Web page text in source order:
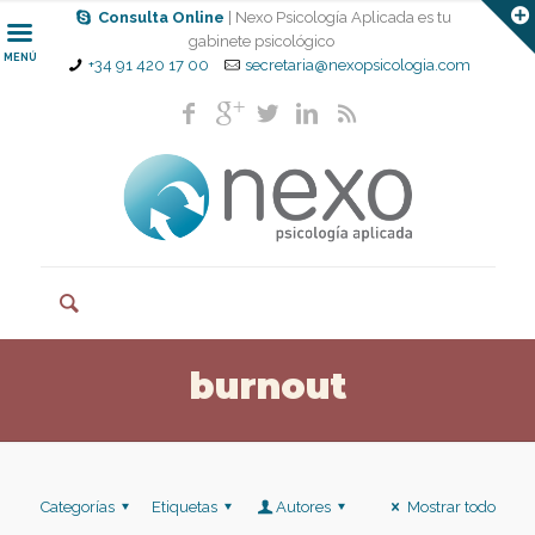
Consulta Online
| Nexo Psicología Aplicada es tu
gabinete psicológico
+34 91 420 17 00
secretaria@nexopsicologia.com
MENÚ
burnout
Categorías Etiquetas Autores Mostrar todo